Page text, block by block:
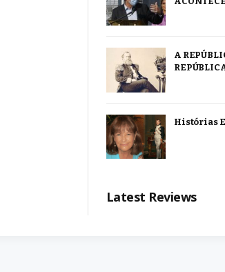
A
Histórias
Latest Reviews